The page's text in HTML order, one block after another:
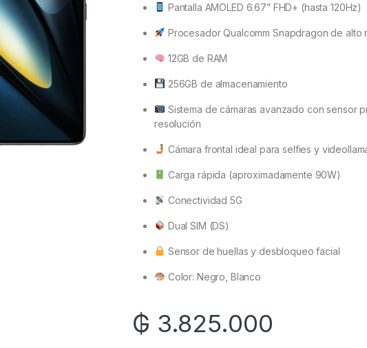
Pantalla AMOLED 6.67” FHD+ (hasta 120Hz)
Procesador Qualcomm Snapdragon de alto
12GB de RAM
256GB de almacenamiento
Sistema de cámaras avanzado con sensor
resolución
Cámara frontal ideal para selfies y
Carga rápida (aproximadamente 90W)
Conectividad 5G
Dual SIM (DS)
Sensor de huellas y desbloqueo facial
Color: Negro, Blanco
₲ 3.825.000